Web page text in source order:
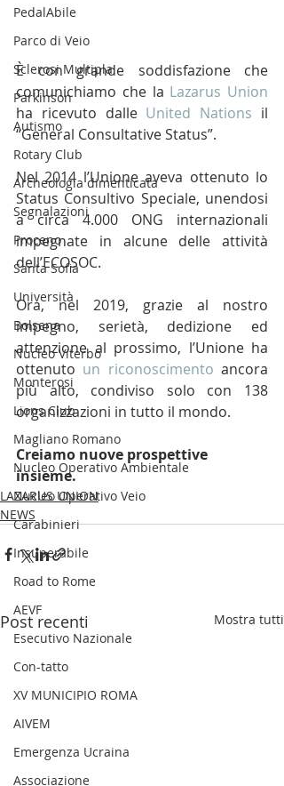
PedalAbile
Parco di Veio
Sclerosi Multipla
Parkinson
Autismo
Rotary Club
Archeologia dimenticata
Segnalazioni
Proceno
Santa Sofia
Università
Bolsena
Nucleo Viterbo
Monterosi
Lions Club
Magliano Romano
Nucleo Operativo Ambientale
Nucleo Operativo Veio
Carabinieri
Insuperabile
Road to Rome
AEVF
Esecutivo Nazionale
Con-tatto
XV MUNICIPIO ROMA
AIVEM
Emergenza Ucraina
Associazione
È con grande soddisfazione che
comunichiamo che la Lazarus Union
ha ricevuto dalle United Nations il
“General Consultative Status”.
Nel 2014 l’Unione aveva ottenuto lo
Status Consultivo Speciale, unendosi
a circa 4.000 ONG internazionali
impegnate in alcune delle attività
dell’ECOSOC.
Ora, nel 2019, grazie al nostro
impegno, serietà, dedizione ed
attenzione al prossimo, l’Unione ha
ottenuto un riconoscimento ancora
più alto, condiviso solo con 138
organizzazioni in tutto il mondo.
Creiamo nuove prospettive
insieme.
LAZARUS UNION
NEWS
Post recenti Mostra tutti